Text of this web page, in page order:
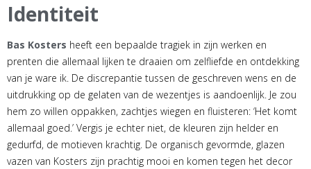
Identiteit
Bas Kosters heeft een bepaalde tragiek in zijn werken en
prenten die allemaal lijken te draaien om zelfliefde en ontdekking
van je ware ik. De discrepantie tussen de geschreven wens en de
uitdrukking op de gelaten van de wezentjes is aandoenlijk. Je zou
hem zo willen oppakken, zachtjes wiegen en fluisteren: ‘Het komt
allemaal goed.’ Vergis je echter niet, de kleuren zijn helder en
gedurfd, de motieven krachtig. De organisch gevormde, glazen
vazen van Kosters zijn prachtig mooi en komen tegen het decor